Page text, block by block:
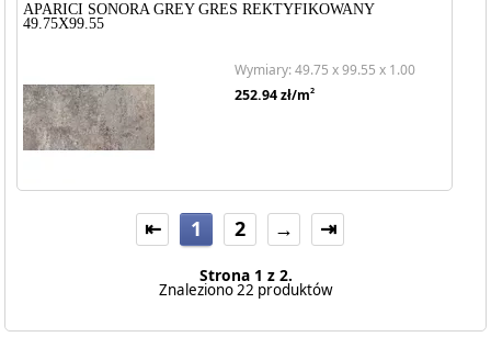
APARICI SONORA GREY GRES REKTYFIKOWANY
49.75X99.55
Wymiary: 49.75 x 99.55 x 1.00
252.94zł/m2
⇤ 1 2 → ⇥
Strona 1 z 2.
Znaleziono 22 produktów